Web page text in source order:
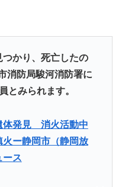
かり、死亡したの
消防局駿河消防署に
とみられます。
体発見 消火活動中
ー静岡市（静岡放
ース